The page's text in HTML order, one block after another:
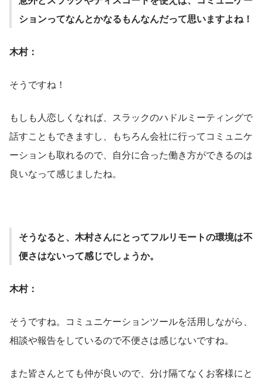
ションってなんとかなるもんなんだって思いますよね！
木村：
そうですね！
もしも人恋しくなれば、スラックのハドルミーティングで
話すこともできますし、もちろん会社に行ってコミュニケ
ーションも取れるので、自分に合った働き方ができるのは
良いなって感じましたね。
そうなると、木村さんにとってフルリモートの環境は不
便さはないって感じでしょうか。
木村：
そうですね。コミュニケーションツールを活用しながら、
相談や報告をしているので不便さは感じないですね。
また皆さんとても仲が良いので、分け隔てなくお客様にと